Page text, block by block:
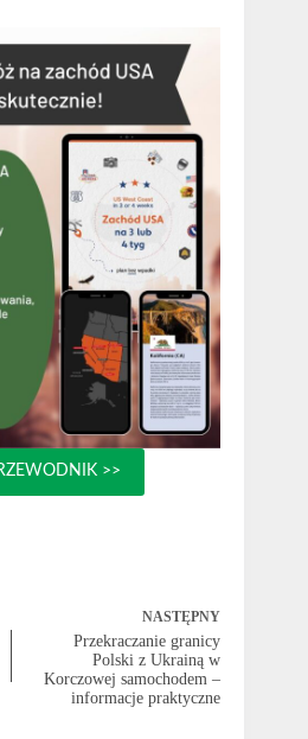
>>
NASTĘPNY
Przekraczanie granicy
Polski z Ukrainą w
Korczowej samochodem –
informacje praktyczne